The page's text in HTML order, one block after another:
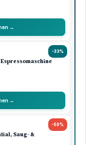
→
-33%
→
-50%
Saug- &